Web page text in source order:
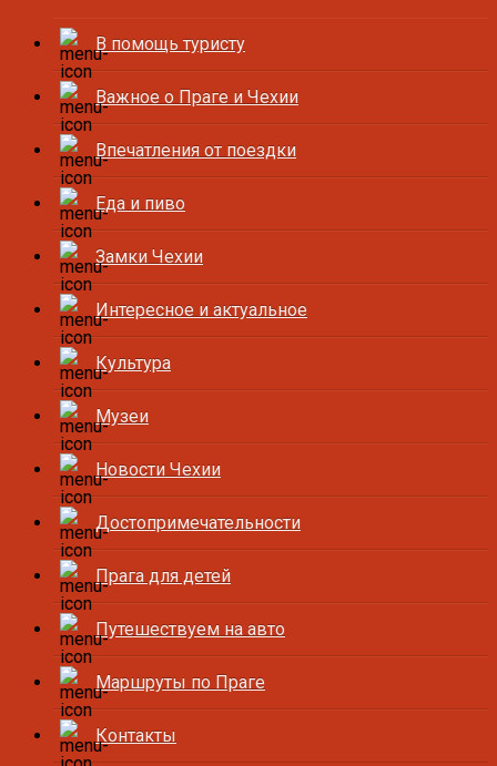
В помощь туристу
Важное о Праге и Чехии
Впечатления от поездки
Еда и пиво
Замки Чехии
Интересное и актуальное
Культура
Музеи
Новости Чехии
Достопримечательности
Прага для детей
Путешествуем на авто
Маршруты по Праге
Контакты